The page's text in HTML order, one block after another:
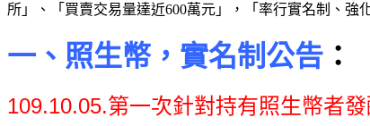
所」、「買賣交易量達近600萬元」，「率行實名制、強
一、照生幣，實名制公告 ：
109.10.05.第一次針對持有照生幣者